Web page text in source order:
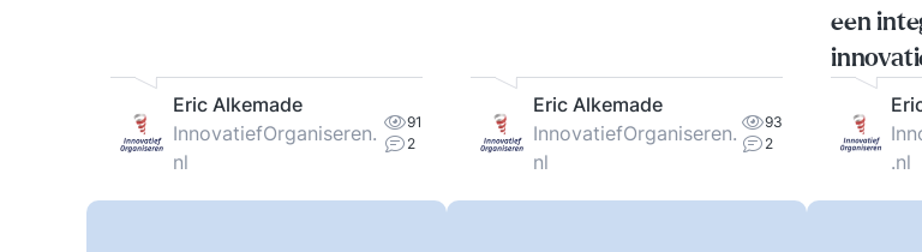
Eric Alkemade
InnovatiefOrganiseren.
nl
91
2
Eric Alkemade
InnovatiefOrganiseren.
nl
93
2
een
.nl